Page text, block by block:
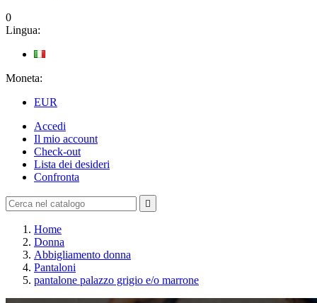
0
Lingua:
Moneta:
EUR
Accedi
Il mio account
Check-out
Lista dei desideri
Confronta

Home
Donna
Abbigliamento donna
Pantaloni
pantalone palazzo grigio e/o marrone